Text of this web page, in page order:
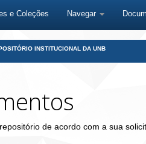
e Coleções Navegar
INSTITUCIONAL DA UNB
de acordo com a sua